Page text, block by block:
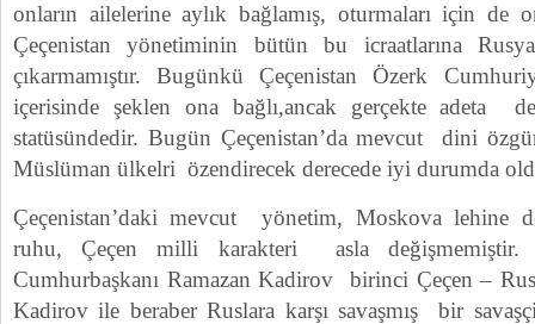
onların ailelerine aylık bağlamış, oturmaları için
Çeçenistan yönetiminin bütün bu icraatlarına
çıkarmamıştır. Bugünkü Çeçenistan Özerk
içerisinde şeklen ona bağlı,ancak gerçekte adeta
statüsündedir. Bugün Çeçenistan’da mevcut dini
Müslüman ülkelri özendirecek derecede iyi durumda
Çeçenistan’daki mevcut yönetim, Moskova lehine
ruhu, Çeçen milli karakteri asla değişmemiştir.
Cumhurbaşkanı Ramazan Kadirov birinci Çeçen – Rus
Kadirov ile beraber Ruslara karşı savaşmış bir